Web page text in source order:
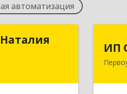
автоматизация
Наталия
ИП